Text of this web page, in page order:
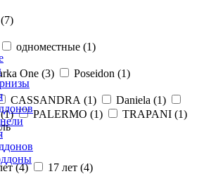
7)
одноместные (1)
One (3) Poseidon (1)
CASSANDRA (1) Daniela (1)
1) PALERMO (1) TRAPANI (1)
(4) 17 лет (4)